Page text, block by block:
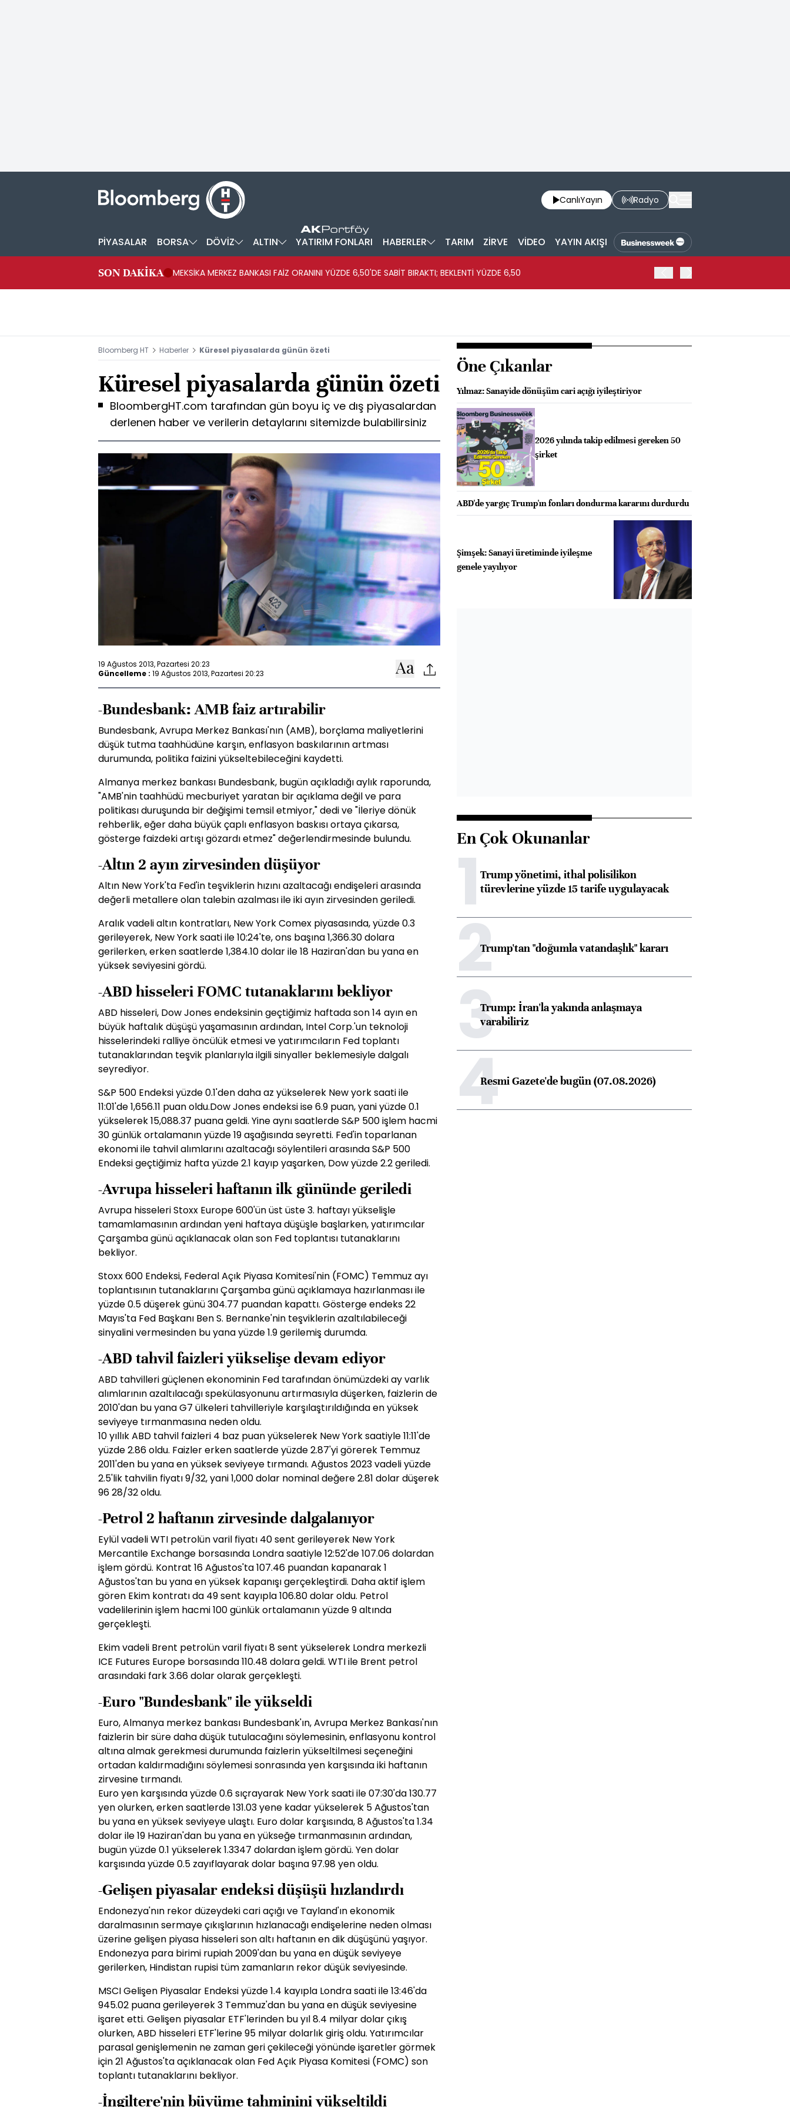
CanlıYayın Radyo
PİYASALAR BORSA DÖVİZ ALTIN YATIRIM FONLARI HABERLER TARIM ZİRVE VİDEO YAYIN AKIŞI
SON DAKİKA MEKSİKA MERKEZ BANKASI FAİZ ORANINI YÜZDE 6,50'DE SABİT BIRAKTI; BEKLENTİ YÜZDE 6,50
Bloomberg HT Haberler Küresel piyasalarda günün özeti
Küresel piyasalarda günün özeti
BloombergHT.com tarafından gün boyu iç ve dış piyasalardan
derlenen haber ve verilerin detaylarını sitemizde bulabilirsiniz
19 Ağustos 2013, Pazartesi 20:23
Güncelleme : 19 Ağustos 2013, Pazartesi 20:23
-Bundesbank: AMB faiz artırabilir
Bundesbank, Avrupa Merkez Bankası'nın (AMB), borçlama maliyetlerini
düşük tutma taahhüdüne karşın, enflasyon baskılarının artması
durumunda, politika faizini yükseltebileceğini kaydetti.
Almanya merkez bankası Bundesbank, bugün açıkladığı aylık raporunda,
"AMB'nin taahhüdü mecburiyet yaratan bir açıklama değil ve para
politikası duruşunda bir değişimi temsil etmiyor," dedi ve "İleriye dönük
rehberlik, eğer daha büyük çaplı enflasyon baskısı ortaya çıkarsa,
gösterge faizdeki artışı gözardı etmez" değerlendirmesinde bulundu.
-Altın 2 ayın zirvesinden düşüyor
Altın New York'ta Fed'in teşviklerin hızını azaltacağı endişeleri arasında
değerli metallere olan talebin azalması ile iki ayın zirvesinden geriledi.
Aralık vadeli altın kontratları, New York Comex piyasasında, yüzde 0.3
gerileyerek, New York saati ile 10:24'te, ons başına 1,366.30 dolara
gerilerken, erken saatlerde 1,384.10 dolar ile 18 Haziran'dan bu yana en
yüksek seviyesini gördü.
-ABD hisseleri FOMC tutanaklarını bekliyor
ABD hisseleri, Dow Jones endeksinin geçtiğimiz haftada son 14 ayın en
büyük haftalık düşüşü yaşamasının ardından, Intel Corp.'un teknoloji
hisselerindeki ralliye öncülük etmesi ve yatırımcıların Fed toplantı
tutanaklarından teşvik planlarıyla ilgili sinyaller beklemesiyle dalgalı
seyrediyor.
S&P 500 Endeksi yüzde 0.1'den daha az yükselerek New york saati ile
11:01'de 1,656.11 puan oldu.Dow Jones endeksi ise 6.9 puan, yani yüzde 0.1
yükselerek 15,088.37 puana geldi. Yine aynı saatlerde S&P 500 işlem hacmi
30 günlük ortalamanın yüzde 19 aşağısında seyretti. Fed'in toparlanan
ekonomi ile tahvil alımlarını azaltacağı söylentileri arasında S&P 500
Endeksi geçtiğimiz hafta yüzde 2.1 kayıp yaşarken, Dow yüzde 2.2 geriledi.
-Avrupa hisseleri haftanın ilk gününde geriledi
Avrupa hisseleri Stoxx Europe 600'ün üst üste 3. haftayı yükselişle
tamamlamasının ardından yeni haftaya düşüşle başlarken, yatırımcılar
Çarşamba günü açıklanacak olan son Fed toplantısı tutanaklarını
bekliyor.
Stoxx 600 Endeksi, Federal Açık Piyasa Komitesi'nin (FOMC) Temmuz ayı
toplantısının tutanaklarını Çarşamba günü açıklamaya hazırlanması ile
yüzde 0.5 düşerek günü 304.77 puandan kapattı. Gösterge endeks 22
Mayıs'ta Fed Başkanı Ben S. Bernanke'nin teşviklerin azaltılabileceği
sinyalini vermesinden bu yana yüzde 1.9 gerilemiş durumda.
-ABD tahvil faizleri yükselişe devam ediyor
ABD tahvilleri güçlenen ekonominin Fed tarafından önümüzdeki ay varlık
alımlarının azaltılacağı spekülasyonunu artırmasıyla düşerken, faizlerin de
2010'dan bu yana G7 ülkeleri tahvilleriyle karşılaştırıldığında en yüksek
seviyeye tırmanmasına neden oldu.
10 yıllık ABD tahvil faizleri 4 baz puan yükselerek New York saatiyle 11:11'de
yüzde 2.86 oldu. Faizler erken saatlerde yüzde 2.87'yi görerek Temmuz
2011'den bu yana en yüksek seviyeye tırmandı. Ağustos 2023 vadeli yüzde
2.5'lik tahvilin fiyatı 9/32, yani 1,000 dolar nominal değere 2.81 dolar düşerek
96 28/32 oldu.
-Petrol 2 haftanın zirvesinde dalgalanıyor
Eylül vadeli WTI petrolün varil fiyatı 40 sent gerileyerek New York
Mercantile Exchange borsasında Londra saatiyle 12:52'de 107.06 dolardan
işlem gördü. Kontrat 16 Ağustos'ta 107.46 puandan kapanarak 1
Ağustos'tan bu yana en yüksek kapanışı gerçekleştirdi. Daha aktif işlem
gören Ekim kontratı da 49 sent kayıpla 106.80 dolar oldu. Petrol
vadelilerinin işlem hacmi 100 günlük ortalamanın yüzde 9 altında
gerçekleşti.
Ekim vadeli Brent petrolün varil fiyatı 8 sent yükselerek Londra merkezli
ICE Futures Europe borsasında 110.48 dolara geldi. WTI ile Brent petrol
arasındaki fark 3.66 dolar olarak gerçekleşti.
-Euro "Bundesbank" ile yükseldi
Euro, Almanya merkez bankası Bundesbank'ın, Avrupa Merkez Bankası'nın
faizlerin bir süre daha düşük tutulacağını söylemesinin, enflasyonu kontrol
altına almak gerekmesi durumunda faizlerin yükseltilmesi seçeneğini
ortadan kaldırmadığını söylemesi sonrasında yen karşısında iki haftanın
zirvesine tırmandı.
Euro yen karşısında yüzde 0.6 sıçrayarak New York saati ile 07:30'da 130.77
yen olurken, erken saatlerde 131.03 yene kadar yükselerek 5 Ağustos'tan
bu yana en yüksek seviyeye ulaştı. Euro dolar karşısında, 8 Ağustos'ta 1.34
dolar ile 19 Haziran'dan bu yana en yükseğe tırmanmasının ardından,
bugün yüzde 0.1 yükselerek 1.3347 dolardan işlem gördü. Yen dolar
karşısında yüzde 0.5 zayıflayarak dolar başına 97.98 yen oldu.
-Gelişen piyasalar endeksi düşüşü hızlandırdı
Endonezya'nın rekor düzeydeki cari açığı ve Tayland'ın ekonomik
daralmasının sermaye çıkışlarının hızlanacağı endişelerine neden olması
üzerine gelişen piyasa hisseleri son altı haftanın en dik düşüşünü yaşıyor.
Endonezya para birimi rupiah 2009'dan bu yana en düşük seviyeye
gerilerken, Hindistan rupisi tüm zamanların rekor düşük seviyesinde.
MSCI Gelişen Piyasalar Endeksi yüzde 1.4 kayıpla Londra saati ile 13:46'da
945.02 puana gerileyerek 3 Temmuz'dan bu yana en düşük seviyesine
işaret etti. Gelişen piyasalar ETF'lerinden bu yıl 8.4 milyar dolar çıkış
olurken, ABD hisseleri ETF'lerine 95 milyar dolarlık giriş oldu. Yatırımcılar
parasal genişlemenin ne zaman geri çekileceği yönünde işaretler görmek
için 21 Ağustos'ta açıklanacak olan Fed Açık Piyasa Komitesi (FOMC) son
toplantı tutanaklarını bekliyor.
-İngiltere'nin büyüme tahminini yükseltildi
Öne Çıkanlar
Yılmaz: Sanayide dönüşüm cari açığı iyileştiriyor
2026 yılında takip edilmesi gereken 50
şirket
ABD'de yargıç Trump'ın fonları dondurma kararını durdurdu
Şimşek: Sanayi üretiminde iyileşme
genele yayılıyor
En Çok Okunanlar
1Trump yönetimi, ithal polisilikon
türevlerine yüzde 15 tarife uygulayacak
2Trump'tan "doğumla vatandaşlık" kararı
3Trump: İran'la yakında anlaşmaya
varabiliriz
4Resmi Gazete'de bugün (07.08.2026)